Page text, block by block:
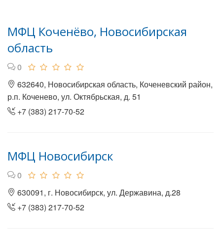
МФЦ Коченёво, Новосибирская
область
0
632640, Новосибирская область, Коченевский район,
р.п. Коченево, ул. Октябрьская, д. 51
+7 (383) 217-70-52
МФЦ Новосибирск
0
630091, г. Новосибирск, ул. Державина, д.28
+7 (383) 217-70-52